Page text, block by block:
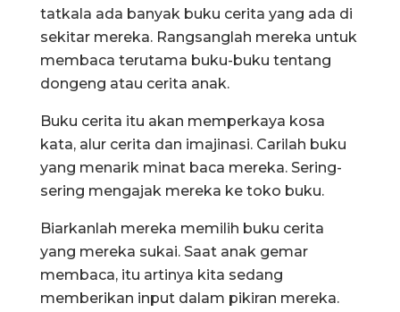
tatkala ada banyak buku cerita yang ada di
sekitar mereka. Rangsanglah mereka untuk
membaca terutama buku-buku tentang
dongeng atau cerita anak.
Buku cerita itu akan memperkaya kosa
kata, alur cerita dan imajinasi. Carilah buku
yang menarik minat baca mereka. Sering-
sering mengajak mereka ke toko buku.
Biarkanlah mereka memilih buku cerita
yang mereka sukai. Saat anak gemar
membaca, itu artinya kita sedang
memberikan input dalam pikiran mereka.